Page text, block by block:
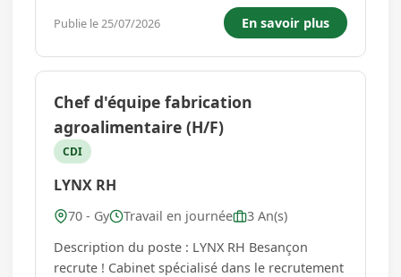
pour maintenir une production en mouvement
? LYNX RH Besançon, cabinet spécialisé dans le
recrutement de Technicie...
Publie le 25/07/2026 En savoir plus
Chef d'équipe fabrication
agroalimentaire (H/F)
CDI
LYNX RH
70 - Gy Travail en journée
3 An(s)
Description du poste : LYNX RH Besançon
recrute ! Cabinet spécialisé dans le recrutement